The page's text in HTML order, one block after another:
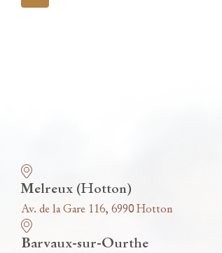
pagination
Melreux (Hotton)
Av. de la Gare 116, 6990 Hotton
Barvaux-sur-Ourthe